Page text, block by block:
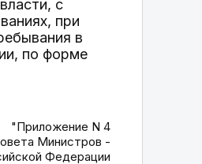
с
при
в
по форме
"Приложение N 4
Министров -
Федерации